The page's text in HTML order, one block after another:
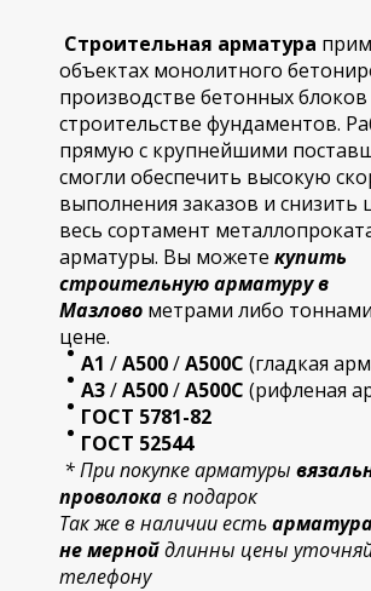
Строительная арматура
объектах монолитного
производстве бетонных блоков
строительстве фундаментов.
прямую с крупнейшими
смогли обеспечить высокую
выполнения заказов и снизить
весь сортамент
арматуры. Вы можете купить
строительнуюарматуру в
Мазлово метрами либо
цене.
А1 /А500/А500С (гладкая
А3/А500/А500С (рифленая
ГОСТ 5781-82
ГОСТ 52544
* При покупке арматуры
проволокав подарок
Так же в наличии есть
не мернойдлинны цены
телефону